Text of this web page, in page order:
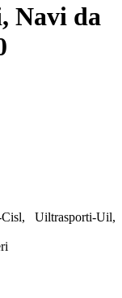
Navi da
Uiltrasporti-Uil,